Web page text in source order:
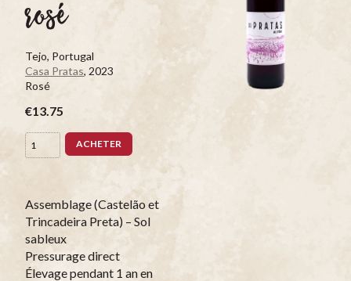
rosé
Tejo, Portugal
Casa Pratas, 2023
Rosé
€13.75
ACHETER
Assemblage (Castelão et
Trincadeira Preta) – Sol
sableux
Pressurage direct
Élevage pendant 1 an en